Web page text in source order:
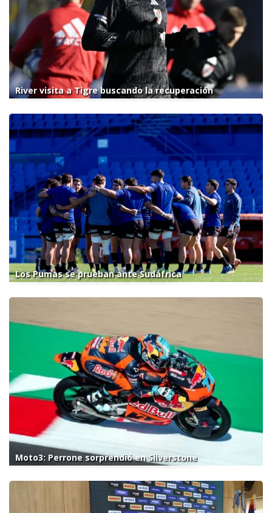
River visita a Tigre buscando la recuperación
Los Pumas se prueban ante Sudáfrica
Moto3: Perrone sorprendió en Silverstone